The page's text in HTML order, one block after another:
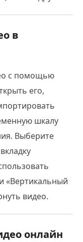
в
с помощью
его,
шкалу
Выберите
«Вертикальный
видео.
онлайн